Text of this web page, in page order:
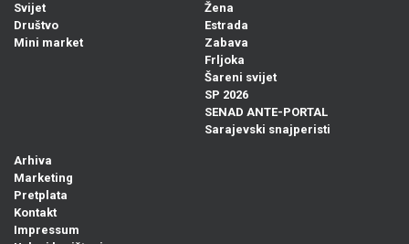
Svijet
Društvo
Mini market
Žena
Estrada
Zabava
Frljoka
Šareni svijet
SP 2026
SENAD ANTE-PORTAL
Sarajevski snajperisti
Arhiva
Marketing
Pretplata
Kontakt
Impressum